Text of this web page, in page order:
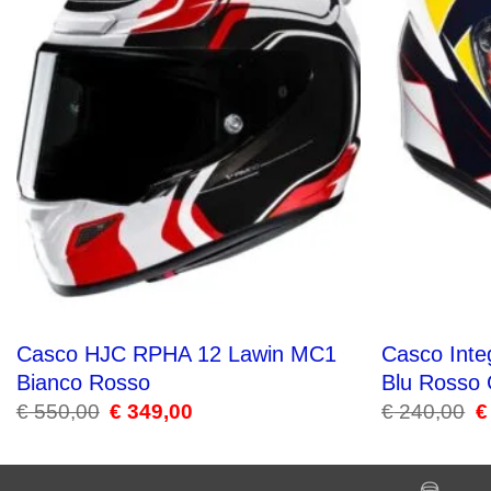
Casco HJC RPHA 12 Lawin MC1
Bianco Rosso
€550,00 Il
prezzo
€ 550,00.
€ 349,00
€ 349,00.
Casco
Blu Rosso
€240,00
Il
€
€